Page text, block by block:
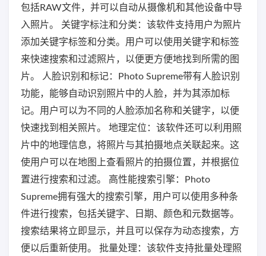
包括RAW文件，并可以自动从摄像机和其他设备中导
入照片。 关键字标注和分类：该软件支持用户为照片
添加关键字标签和分类。用户可以使用关键字和标签
来快速搜索和过滤照片，以便更方便地找到所需的图
片。 人脸识别和标记：Photo Supreme带有人脸识别
功能，能够自动识别照片中的人脸，并为其添加标
记。用户可以为不同的人脸添加名称和关键字，以便
快速找到相关照片。 地理定位：该软件还可以利用照
片中的地理信息，将照片与其拍摄地点关联起来。这
使用户可以在地图上查看照片的拍摄位置，并根据位
置进行搜索和过滤。 高性能搜索引擎：Photo
Supreme拥有强大的搜索引擎，用户可以使用多种条
件进行搜索，包括关键字、日期、颜色和元数据等。
搜索结果将立即显示，并且可以保存为动态搜索，方
便以后重新使用。 批量处理：该软件支持批量处理照